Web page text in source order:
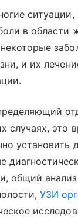
в области
и их
случаях, это
установить
общий
УЗИ